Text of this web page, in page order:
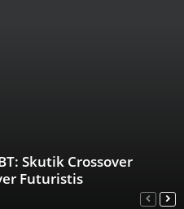
Skutik Crossover
Futuristis